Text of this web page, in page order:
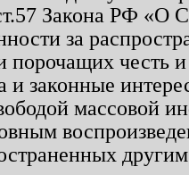
Закона РФ «О
за
порочащих честь
законные
массовой